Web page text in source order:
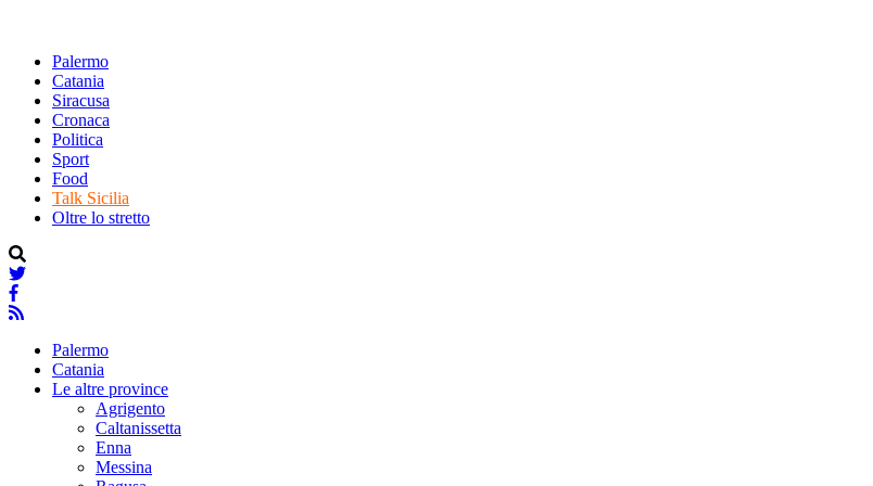
Palermo
Catania
Siracusa
Cronaca
Politica
Sport
Food
Talk Sicilia
Oltre lo stretto
Palermo
Catania
Le altre province
Agrigento
Caltanissetta
Enna
Messina